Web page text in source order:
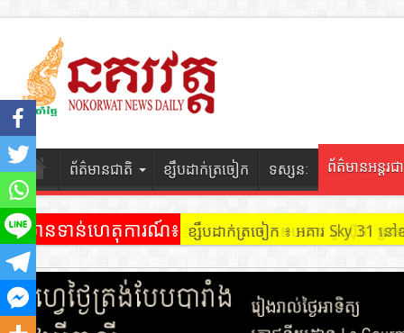
ព័ត៌មានជាតិ ខ្សឹបដាក់ត្រចៀក ទស្សនៈ ព័ត៌មានអន្តរជ
ព័ត៌មានទាន់ហេតុការណ៍៖ ខ្សឹបដាក់ត្រចៀក ៖ អគារ Sky 31